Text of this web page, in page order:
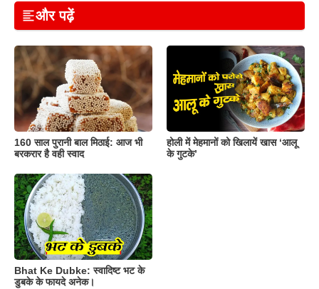
और पढ़ें
160 साल पुरानी बाल मिठाई: आज भी
बरकरार है वही स्वाद
होली में मेहमानों को खिलायें खास ‘आलू
के गुटके’
Bhat Ke Dubke: स्वादिष्ट भट के
डुबके के फायदे अनेक।